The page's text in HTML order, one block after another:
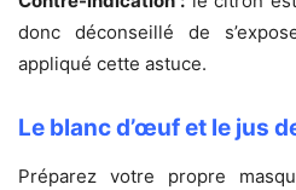
donc déconseillé de
appliqué cette astuce.
Le blanc d’œuf et le jus
Préparez votre propre